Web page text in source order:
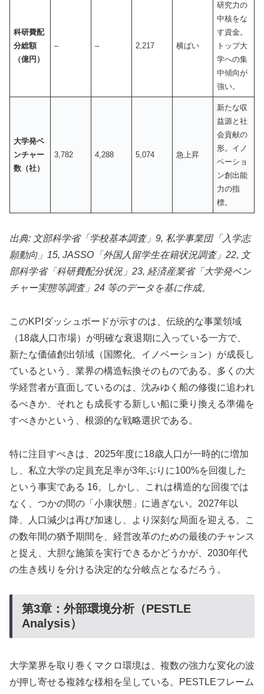
科研費配
分総額
（億円）
– – 2,217 横ばい
研究力の
中核をな
す資金。
トップ大
学への集
中傾向が
強い。
大学発ベ
ンチャー
数（社）
3,782 4,288 5,074 急上昇
新たな収
益源と社
会貢献の
形。イノ
ベーショ
ン創出能
力の指
標。
出典: 文部科学省「学校基本調査」9, 私学事業団「入学志
願動向」15, JASSO「外国人留学生在籍状況調査」22, 文
部科学省「科研費配分状況」23, 経済産業省「大学発ベン
チャー実態等調査」24 等のデータを基に作成。
このKPIダッシュボードが示すのは、伝統的な事業領域
（18歳人口市場）が明確な衰退期に入っている一方で、
新たな価値創出領域（国際化、イノベーション）が成長し
ているという、業界の構造転換そのものである。多くの大
学経営者が直面しているのは、沈みゆく船の修復に追われ
るべきか、それとも成長する新しい船に乗り換える準備を
すべきかという、根源的な戦略選択である。
特に注目すべきは、2025年度に18歳人口が一時的に増加
し、私立大学の定員充足率が3年ぶりに100%を回復した
という事実である 16。しかし、これは構造的な回復では
なく、つかの間の「小康状態」に過ぎない。2027年以
降、人口減少は再び加速し、より深刻な局面を迎える。こ
の数年間の猶予期間を、経営改革のための最後のチャンス
と捉え、大胆な施策を実行できるかどうかが、2030年代
の生き残りを分ける決定的な分岐点となるだろう。
第3章：外部環境分析（PESTLE
Analysis）
大学業界を取り巻くマクロ環境は、複数の強力な変化の波
が押し寄せる複雑な様相を呈している。PESTLEフレーム